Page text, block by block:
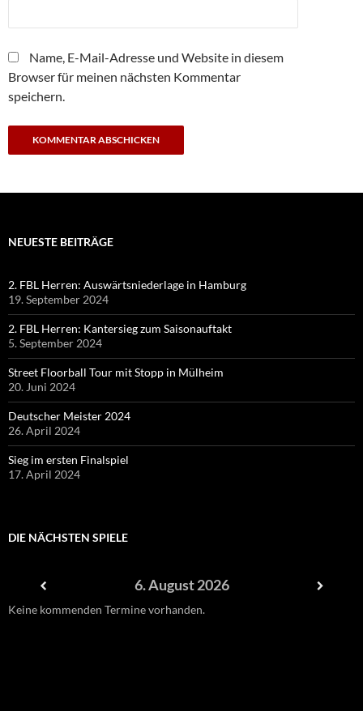
Name, E-Mail-Adresse und Website in diesem
Browser für meinen nächsten Kommentar
speichern.
NEUESTE BEITRÄGE
2. FBL Herren: Auswärtsniederlage in Hamburg
19. September 2024
2. FBL Herren: Kantersieg zum Saisonauftakt
5. September 2024
Street Floorball Tour mit Stopp in Mülheim
20. Juni 2024
Deutscher Meister 2024
26. April 2024
Sieg im ersten Finalspiel
17. April 2024
DIE NÄCHSTEN SPIELE
6. August 2026
Keine kommenden Termine vorhanden.